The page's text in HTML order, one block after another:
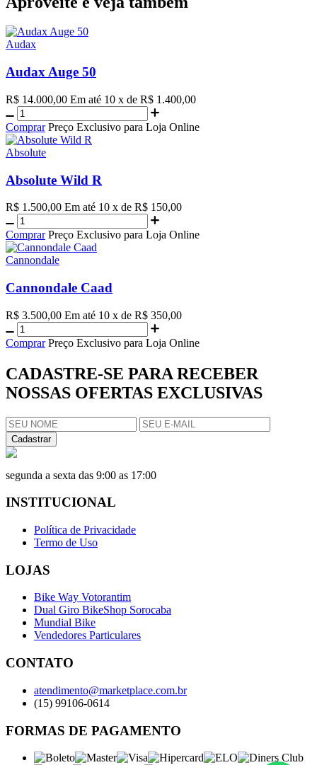
Audax
Audax Auge 50
R$ 14.000,00 Em até 10 x de R$ 1.400,00
Comprar Preço Exclusivo para Loja Online
Absolute
Absolute Wild R
R$ 1.500,00 Em até 10 x de R$ 150,00
Comprar Preço Exclusivo para Loja Online
Cannondale
Cannondale Caad
R$ 3.500,00 Em até 10 x de R$ 350,00
Comprar Preço Exclusivo para Loja Online
CADASTRE-SE PARA RECEBER
NOSSAS OFERTAS EXCLUSIVAS
Cadastrar
segunda a sexta das 9:00 as 17:00
INSTITUCIONAL
Política de Privacidade
Termo de Uso
LOJAS
Bike Way Votorantim
Dual Giro BikeShop Sorocaba
Mundial Bike
Vendedores Particulares
CONTATO
atendimento@marketplace.com.br
(15) 99106-0614
FORMAS DE PAGAMENTO